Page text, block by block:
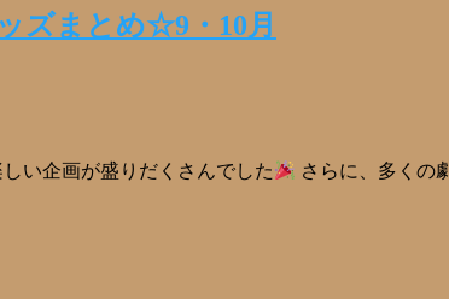
ズまとめ☆9・10月
い企画が盛りだくさんでした
さらに、多くの